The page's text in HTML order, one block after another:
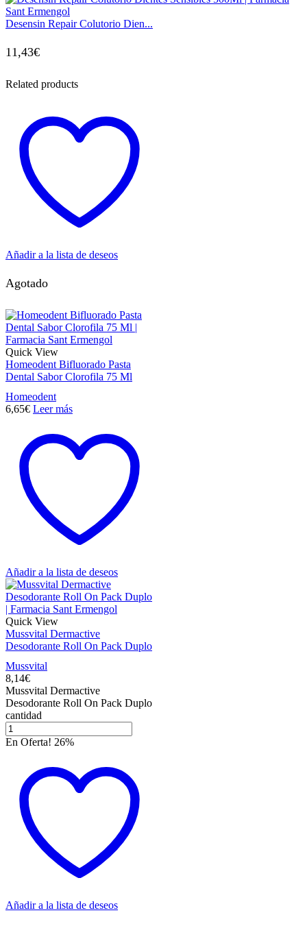
Desensin Repair Colutorio Dien...
11,43€
Related products
Añadir a la lista de deseos
Agotado
Quick View
Homeodent Bifluorado Pasta
Dental Sabor Clorofila 75 Ml
Homeodent
6,65€ Leer más
Añadir a la lista de deseos
Quick View
Mussvital Dermactive
Desodorante Roll On Pack Duplo
Mussvital
8,14€
Mussvital Dermactive
Desodorante Roll On Pack Duplo
cantidad
En Oferta! 26%
Añadir a la lista de deseos